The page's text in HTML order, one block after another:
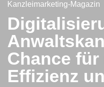
Kanzleimarketing-Magazin
Chance für
Effizienz